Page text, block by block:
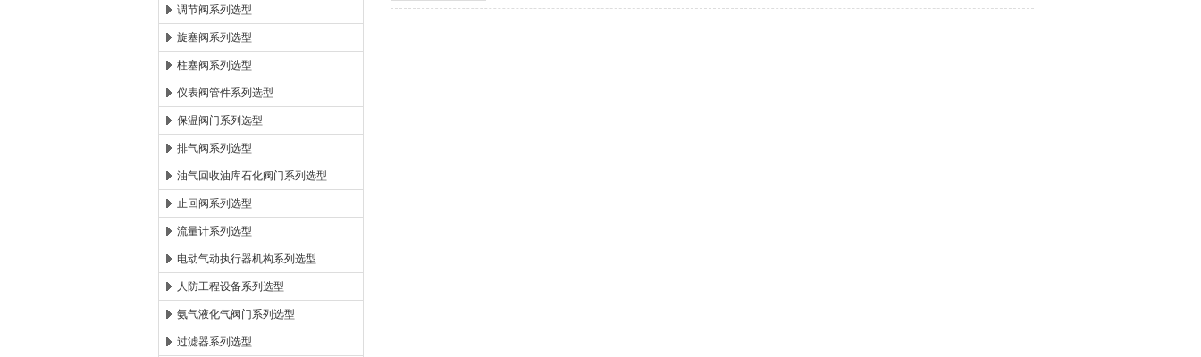
调节阀系列选型
旋塞阀系列选型
柱塞阀系列选型
仪表阀管件系列选型
保温阀门系列选型
排气阀系列选型
油气回收油库石化阀门系列选型
止回阀系列选型
流量计系列选型
电动气动执行器机构系列选型
人防工程设备系列选型
氨气液化气阀门系列选型
过滤器系列选型